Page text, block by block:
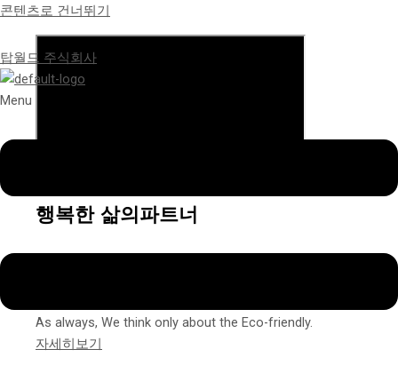
콘텐츠로 건너뛰기
탑월드 주식회사
Menu
행복한 삶의파트너
As always, We think only about the Eco-friendly.
자세히보기